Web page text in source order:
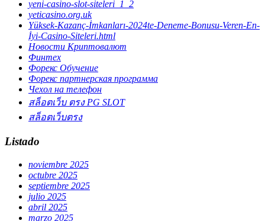
yeni-casino-slot-siteleri_1_2
yeticasino.org.uk
Yüksek-Kazanç-İmkanları-2024te-Deneme-Bonusu-Veren-En-
İyi-Casino-Siteleri.html
Новости Криптовалют
Финтех
Форекс Обучение
Форекс партнерская программа
Чехол на телефон
สล็อตเว็บ ตรง PG SLOT
สล็อตเว็บตรง
Listado
noviembre 2025
octubre 2025
septiembre 2025
julio 2025
abril 2025
marzo 2025